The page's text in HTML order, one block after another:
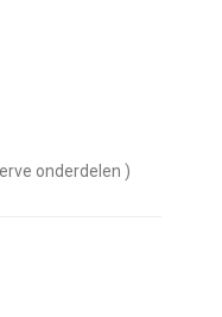
onderdelen )